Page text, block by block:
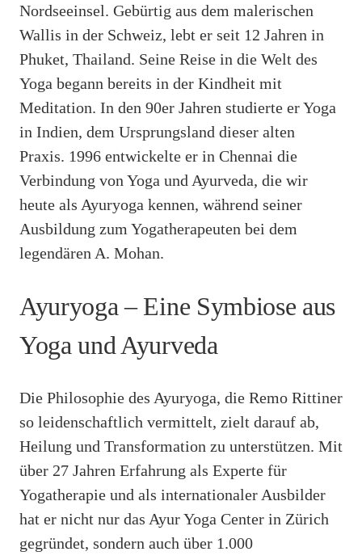
Nordseeinsel. Gebürtig aus dem malerischen
Wallis in der Schweiz, lebt er seit 12 Jahren in
Phuket, Thailand. Seine Reise in die Welt des
Yoga begann bereits in der Kindheit mit
Meditation. In den 90er Jahren studierte er Yoga
in Indien, dem Ursprungsland dieser alten
Praxis. 1996 entwickelte er in Chennai die
Verbindung von Yoga und Ayurveda, die wir
heute als Ayuryoga kennen, während seiner
Ausbildung zum Yogatherapeuten bei dem
legendären A. Mohan.
Ayuryoga – Eine Symbiose aus
Yoga und Ayurveda
Die Philosophie des Ayuryoga, die Remo Rittiner
so leidenschaftlich vermittelt, zielt darauf ab,
Heilung und Transformation zu unterstützen. Mit
über 27 Jahren Erfahrung als Experte für
Yogatherapie und als internationaler Ausbilder
hat er nicht nur das Ayur Yoga Center in Zürich
gegründet, sondern auch über 1.000